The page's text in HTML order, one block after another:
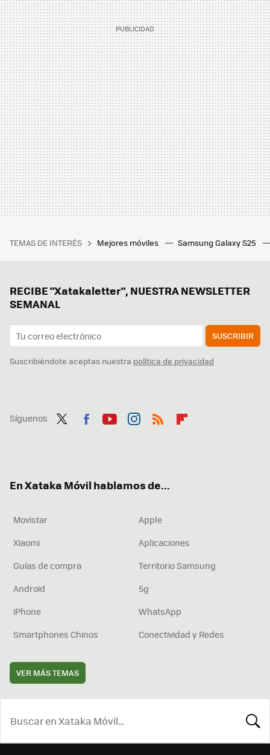
TEMAS DE INTERÉS Mejores móviles Samsung Galaxy S25
RECIBE "Xatakaletter", NUESTRA NEWSLETTER
SEMANAL
SUSCRIBIR
Suscribiéndote aceptas nuestra política de privacidad
Síguenos
En Xataka Móvil hablamos de...
Movistar
Apple
Xiaomi
Aplicaciones
Guías de compra
Territorio Samsung
Android
5g
iPhone
WhatsApp
Smartphones Chinos
Conectividad y Redes
VER MÁS TEMAS